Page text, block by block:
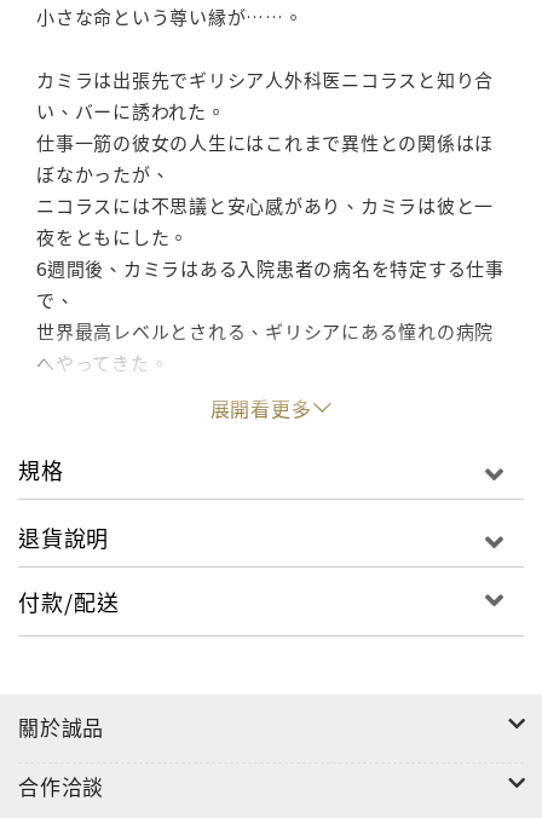
小さな命という尊い縁が……。
カミラは出張先でギリシア人外科医ニコラスと知り合
い、バーに誘われた。
仕事一筋の彼女の人生にはこれまで異性との関係はほ
ぼなかったが、
ニコラスには不思議と安心感があり、カミラは彼と一
夜をともにした。
6週間後、カミラはある入院患者の病名を特定する仕事
で、
世界最高レベルとされる、ギリシアにある憧れの病院
へやってきた。
そこで驚きの事実を知る――病院の創設者の急死によ
院長の座を継いだばかりの人物こそ、あの一夜のニコ
ラスだったのだ!
しようと心に誓う。
解消しようと
『愛されなかった娘の愛の子』で鮮烈な日本デビュー
を飾ったルアナ・ダローザが描く、予期せぬ妊娠物語
をお届けします! その道の権威だった亡き先代院長であ
展開看更多
規格
退貨說明
付款/配送
關於誠品
合作洽談